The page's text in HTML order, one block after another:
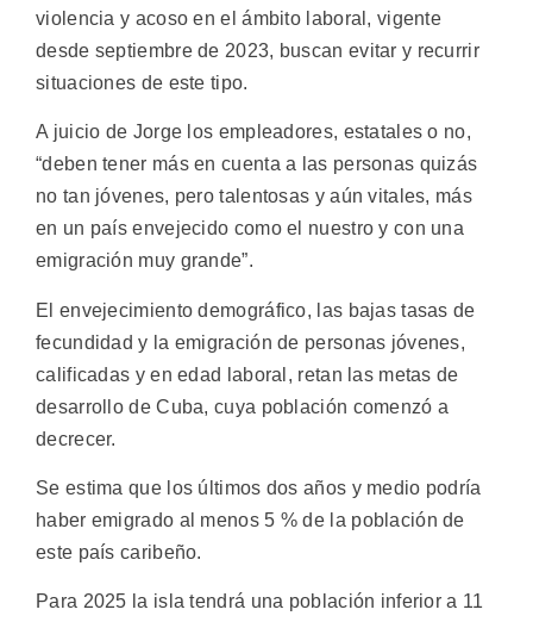
violencia y acoso en el ámbito laboral, vigente
desde septiembre de 2023, buscan evitar y recurrir
situaciones de este tipo.
A juicio de Jorge los empleadores, estatales o no,
“deben tener más en cuenta a las personas quizás
no tan jóvenes, pero talentosas y aún vitales, más
en un país envejecido como el nuestro y con una
emigración muy grande”.
El envejecimiento demográfico, las bajas tasas de
fecundidad y la emigración de personas jóvenes,
calificadas y en edad laboral, retan las metas de
desarrollo de Cuba, cuya población comenzó a
decrecer.
Se estima que los últimos dos años y medio podría
haber emigrado al menos 5 % de la población de
este país caribeño.
Para 2025 la isla tendrá una población inferior a 11